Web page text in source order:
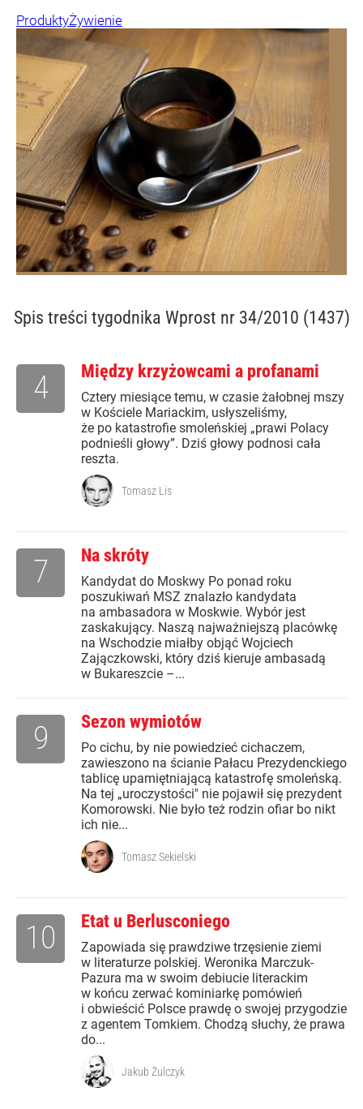
ProduktyŻywienie
Spis treści tygodnika Wprost nr 34/2010 (1437)
Między krzyżowcami a profanami
Cztery miesiące temu, w czasie żałobnej mszy
w Kościele Mariackim, usłyszeliśmy,
że po katastrofie smoleńskiej „prawi Polacy
podnieśli głowy”. Dziś głowy podnosi cała
reszta.
4
Tomasz Lis
Na skróty
Kandydat do Moskwy Po ponad roku
poszukiwań MSZ znalazło kandydata
na ambasadora w Moskwie. Wybór jest
zaskakujący. Naszą najważniejszą placówkę
na Wschodzie miałby objąć Wojciech
Zajączkowski, który dziś kieruje ambasadą
w Bukareszcie –...
7
Sezon wymiotów
Po cichu, by nie powiedzieć cichaczem,
zawieszono na ścianie Pałacu Prezydenckiego
tablicę upamiętniającą katastrofę smoleńską.
Na tej „uroczystości" nie pojawił się prezydent
Komorowski. Nie było też rodzin ofiar bo nikt
ich nie...
9
Tomasz Sekielski
Etat u Berlusconiego
Zapowiada się prawdziwe trzęsienie ziemi
w literaturze polskiej. Weronika Marczuk-
Pazura ma w swoim debiucie literackim
w końcu zerwać kominiarkę pomówień
i obwieścić Polsce prawdę o swojej przygodzie
z agentem Tomkiem. Chodzą słuchy, że prawa
do...
10
Jakub Żulczyk